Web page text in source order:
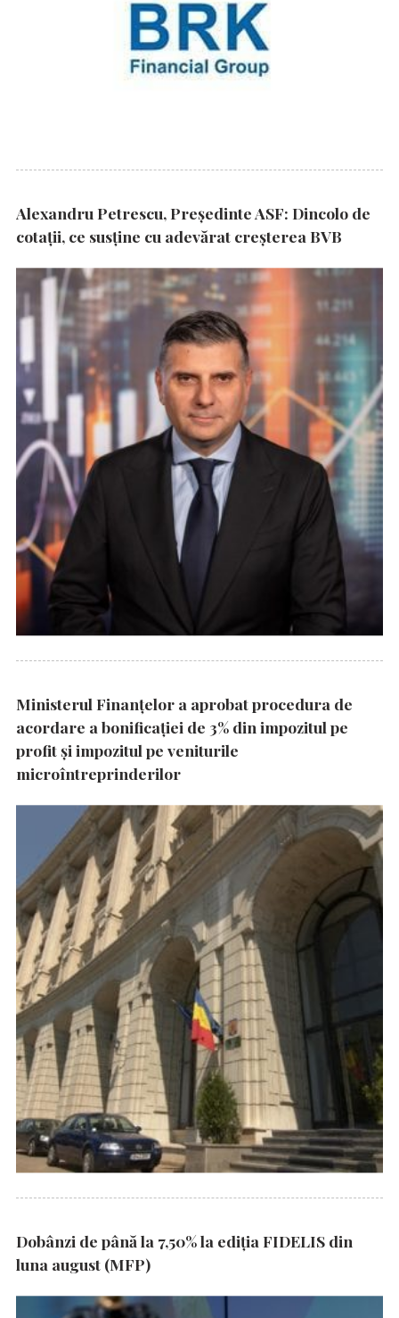
Alexandru Petrescu, Președinte ASF: Dincolo de
cotații, ce susține cu adevărat creșterea BVB
Ministerul Finanțelor a aprobat procedura de
acordare a bonificației de 3% din impozitul pe
profit și impozitul pe veniturile
microîntreprinderilor
Dobânzi de până la 7,50% la ediția FIDELIS din
luna august (MFP)